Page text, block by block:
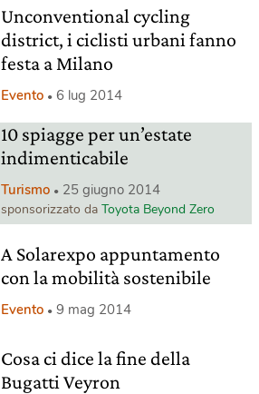
Unconventional cycling
district, i ciclisti urbani fanno
festa a Milano
Evento 6 lug 2014
10 spiagge per un’estate
indimenticabile
Turismo 25 giugno 2014
sponsorizzato da Toyota Beyond Zero
A Solarexpo appuntamento
con la mobilità sostenibile
Evento 9 mag 2014
Cosa ci dice la fine della
Bugatti Veyron